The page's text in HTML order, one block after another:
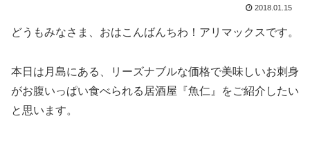
2018.01.15
どうもみなさま、おはこんばんちわ！アリマックスです。
本日は月島にある、リーズナブルな価格で美味しいお刺身
がお腹いっぱい食べられる居酒屋『魚仁』をご紹介したい
と思います。